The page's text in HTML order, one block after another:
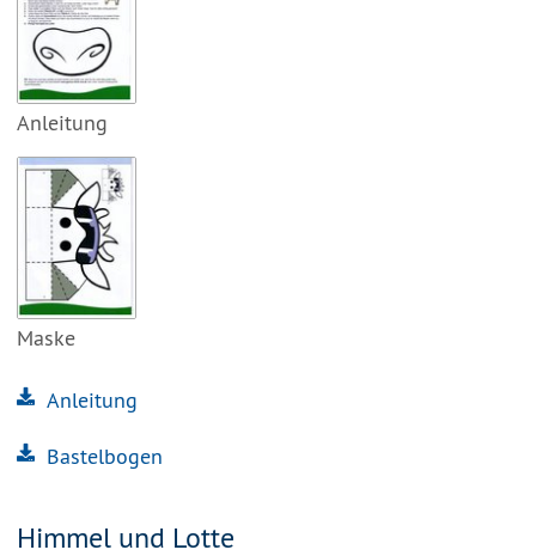
Anleitung
Maske
Anleitung
Bastelbogen
Himmel und Lotte